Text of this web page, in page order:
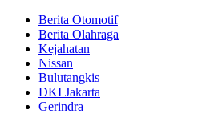
Berita Otomotif
Berita Olahraga
Kejahatan
Nissan
Bulutangkis
DKI Jakarta
Gerindra